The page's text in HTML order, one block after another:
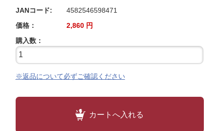
JANコード:
4582546598471
価格：
2,860 円
購入数：
※返品について必ずご確認ください
カートへ入れる